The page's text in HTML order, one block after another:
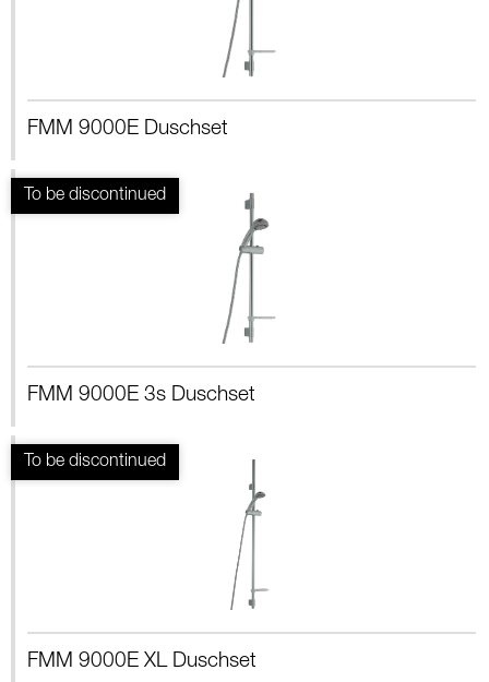
FMM 9000E Duschset
FMM 9000E 3s Duschset
FMM 9000E XL Duschset